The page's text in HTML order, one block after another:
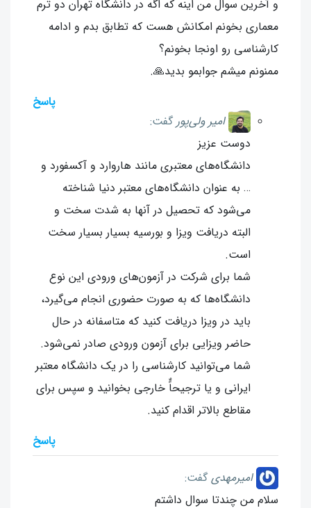
و آخرین سوال من اینه که اگه در دانشگاه تهران دو ترم
معماری بخونم امکانش هست که تطابق بدم و ادامه
کارشناسی رو اونجا بخونم؟
ممنونم میشم جوابمو بدید🙏.
پاسخ
امیر ولی‌پور گفت:
دوست عزیز
دانشگاه‌های معتبری مانند هاروارد و آکسفورد و
… به عنوان دانشگاه‌های معتبر دنیا شناخته
می‌شود که تحصیل در آنها به شدت سخت و
البته دریافت ویزا و بورسیه بسیار بسیار سخت
است.
شما برای شرکت در آزمون‌های ورودی این نوع
دانشگاه‌ها که به صورت حضوری انجام می‌گیرد،
باید در ویزا دریافت کنید که متاسفانه در حال
حاضر ویزایی برای آزمون ورودی صادر نمی‌شود.
شما می‌توانید کارشناسی را در یک دانشگاه معتبر
ایرانی و یا ترجیحاًٌ خارجی بخوانید و سپس برای
مقاطع بالاتر اقدام کنید.
پاسخ
امیرمهدی گفت:
سلام من چندتا سوال داشتم